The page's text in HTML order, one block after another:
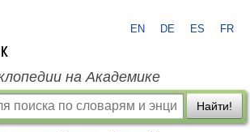
EN DE ES FR
на Академике
Найти!